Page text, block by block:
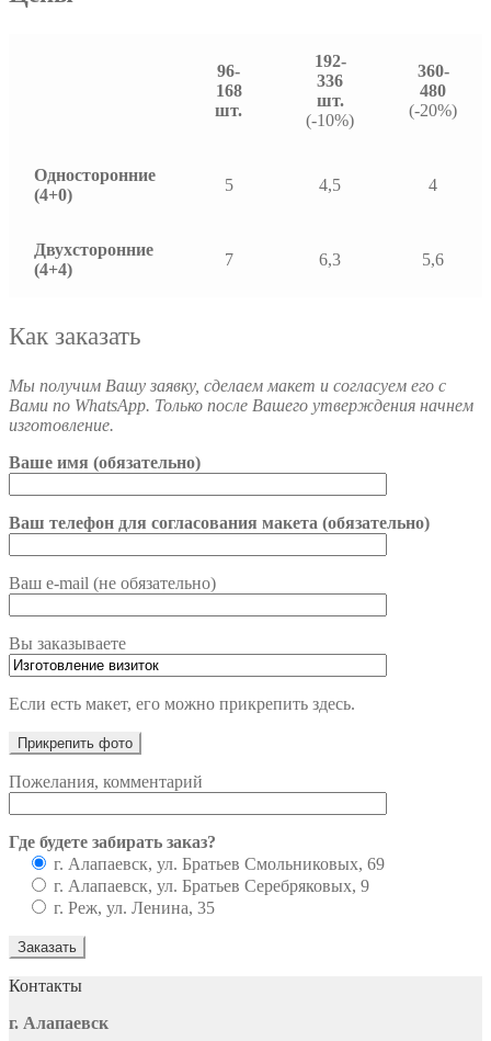
96-
168
шт.
192-
336
шт.
(-10%)
360-
480
(-20%)
Односторонние
(4+0)
5 4,5 4
Двухсторонние
(4+4)
7 6,3 5,6
Как заказать
Мы получим Вашу заявку, сделаем макет и согласуем его с
Вами по WhatsApp. Только после Вашего утверждения начнем
изготовление.
Ваше имя (обязательно)
Ваш телефон для согласования макета (обязательно)
Ваш e-mail (не обязательно)
Вы заказываете
Если есть макет, его можно прикрепить здесь.
Пожелания, комментарий
Где будете забирать заказ?
г. Алапаевск, ул. Братьев Смольниковых, 69
г. Алапаевск, ул. Братьев Серебряковых, 9
г. Реж, ул. Ленина, 35
Контакты
г. Алапаевск